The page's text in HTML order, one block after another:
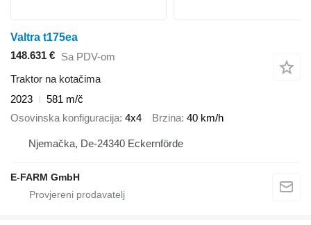
Valtra t175ea
148.631 € Sa PDV-om
Traktor na kotačima
2023
581 m/č
Osovinska konfiguracija 4x4 Brzina 40 km/h
Njemačka, De-24340 Eckernförde
E-FARM GmbH